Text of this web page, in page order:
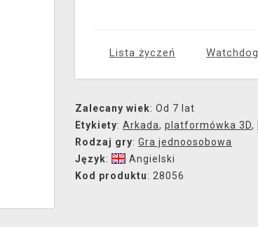
Lista życzeń Watchdog
Zalecany wiek: Od 7 lat
Etykiety: Arkada, platformówka 3D,
Rodzaj gry: Gra jednoosobowa
Język:
Angielski
Kod produktu: 28056